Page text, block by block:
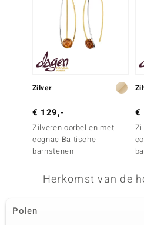
Zilver
€ 129,-
Zilveren oorbellen met
cognac Baltische
barnstenen
€
Herkomst van de
Polen